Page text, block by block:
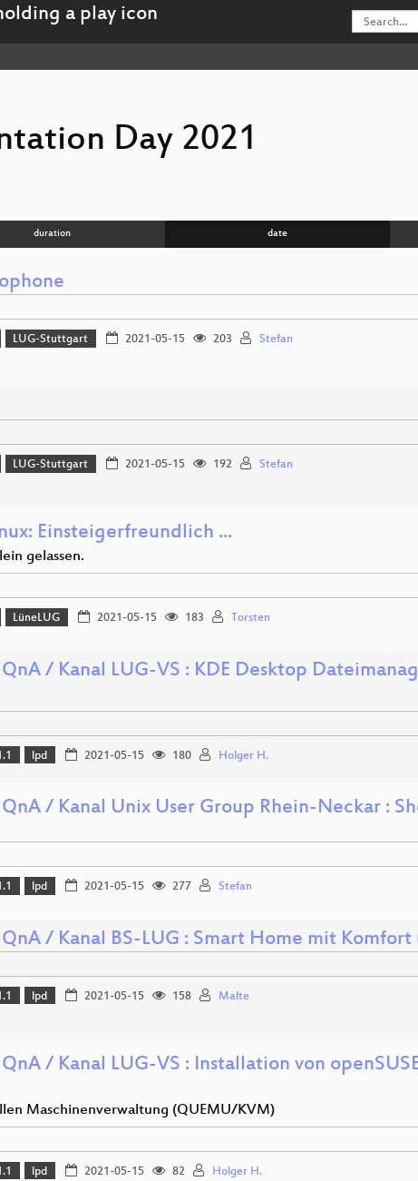
Day 2021
duration date
LUG-Stuttgart 2021-05-15 203 Stefan
LUG-Stuttgart 2021-05-15 192 Stefan
Einsteigerfreundlich ...
gelassen.
LüneLUG 2021-05-15 183 Torsten
/ Kanal LUG-VS : KDE Desktop
lpd 2021-05-15 180 Holger H.
/ Kanal Unix User Group Rhein-Neckar :
lpd 2021-05-15 277 Stefan
/ Kanal BS-LUG : Smart Home mit Komfort
lpd 2021-05-15 158 Malte
/ Kanal LUG-VS : Installation von
Maschinenverwaltung (QUEMU/KVM)
lpd 2021-05-15 82 Holger H.